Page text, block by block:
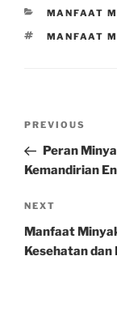
MANFAAT
TAGS
MANFAAT
Previous
Post
PREVIOUS
Peran
Kemandirian
Next
Post
NEXT
Manfaat
Kesehatan dan